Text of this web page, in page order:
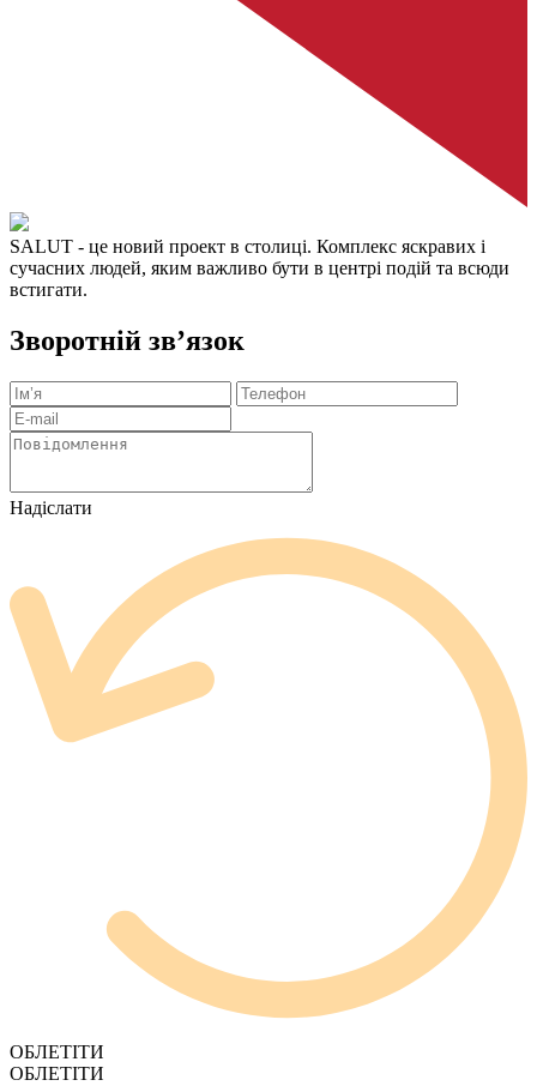
SALUT - це новий проект в столиці. Комплекс яскравих і
сучасних людей, яким важливо бути в центрі подій та всюди
встигати.
Зворотній зв’язок
Надіслати
ОБЛЕТІТИ
ОБЛЕТІТИ